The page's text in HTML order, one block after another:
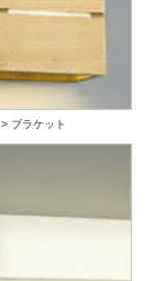
> ブラケット